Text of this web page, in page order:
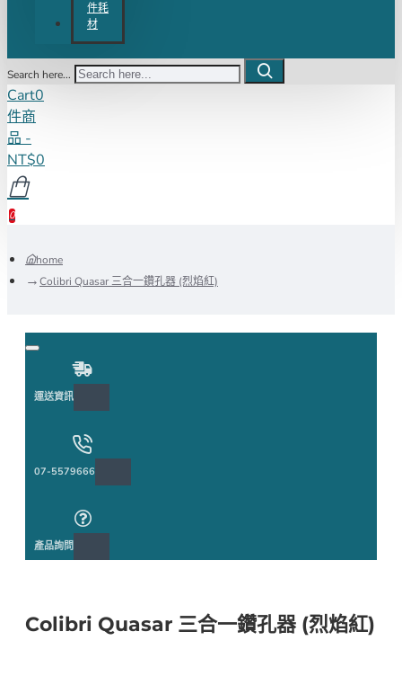
件耗
材
Search here...
Cart0
件商
品 -
NT$0
0
home
Colibri Quasar 三合一鑽孔器 (烈焰紅)
運送資訊
07-5579666
產品詢問
Colibri Quasar 三合一鑽孔器 (烈焰紅)